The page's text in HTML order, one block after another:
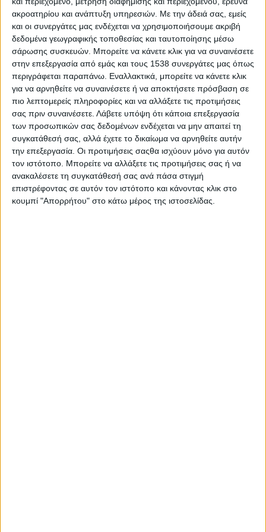
ακροατηρίου και ανάπτυξη υπηρεσιών. Με την άδειά σας, εμείς
και οι συνεργάτες μας ενδέχεται να χρησιμοποιήσουμε ακριβή
δεδομένα γεωγραφικής τοποθεσίας και ταυτοποίησης μέσω
σάρωσης συσκευών. Μπορείτε να κάνετε κλικ για να συναινέσετε
στην επεξεργασία από εμάς και τους 1538 συνεργάτες μας όπως
περιγράφεται παραπάνω. Εναλλακτικά, μπορείτε να κάνετε κλικ
για να αρνηθείτε να συναινέσετε ή να αποκτήσετε πρόσβαση σε
πιο λεπτομερείς πληροφορίες και να αλλάξετε τις προτιμήσεις
σας πριν συναινέσετε. Λάβετε υπόψη ότι κάποια επεξεργασία
των προσωπικών σας δεδομένων ενδέχεται να μην απαιτεί τη
συγκατάθεσή σας, αλλά έχετε το δικαίωμα να αρνηθείτε αυτήν
την επεξεργασία. Οι προτιμήσεις σαςθα ισχύουν μόνο για αυτόν
τον ιστότοπο. Μπορείτε να αλλάξετε τις προτιμήσεις σας ή να
ανακαλέσετε τη συγκατάθεσή σας ανά πάσα στιγμή
επιστρέφοντας σε αυτόν τον ιστότοπο και κάνοντας κλικ στο
κουμπί "Απορρήτου" στο κάτω μέρος της ιστοσελίδας.
διαφορετικό στάδιο ετοιμότητας, επισπεύδει τα
βήματα που χρειάζονται γιανα εγκαινιάσει το
υδροπλάνο της με τις πιλοτικές πτήσεις να είναι
προ των πυλών.Οι δοκιμαστικές πτήσεις θα είναι
το πρώτο βήμα που θα φέρει τα υδροπλάνα ξανά
στους αιθέρες, μέσω οργανωμένων και charter
(ναυλωμένων) πτήσεων από το υδατοδρομίο της
Κέρκυρας προς τους Παξούς και τα άλλα
συνεργαζόμενα αεροδρόμια και υδατοδρόμια.
Μαζί με τις επιβατικές πτήσεις αερομεταφοράς
θα ξεκινήσουν και οι περιηγητικές πτήσεις, με
εναέρια περιήγηση πάνω από αξιοθέατα της
Κέρκυρας, των Παξών, των Αντίπαξων και των